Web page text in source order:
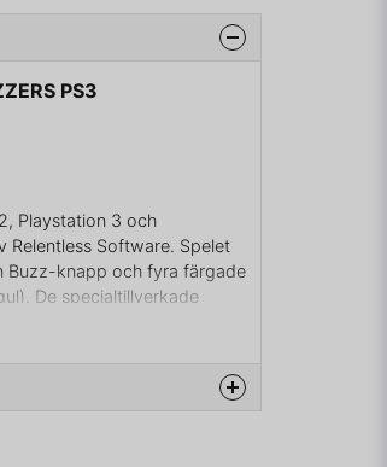
PS3
Playstation 3 och
Relentless Software. Spelet
Buzz-knapp och fyra färgade
De specialtillverkade
USB-porten eller som
och Logitech. 2007
att konkurrera ut Sony. Det